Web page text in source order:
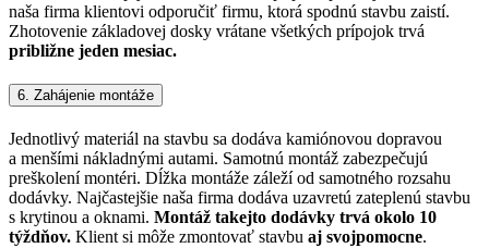
naša firma klientovi odporučiť firmu, ktorá spodnú stavbu zaistí.
Zhotovenie základovej dosky vrátane všetkých prípojok trvá
približne jeden mesiac.
6. Zahájenie montáže
Jednotlivý materiál na stavbu sa dodáva kamiónovou dopravou
a menšími nákladnými autami. Samotnú montáž zabezpečujú
preškolení montéri. Dĺžka montáže záleží od samotného rozsahu
dodávky. Najčastejšie naša firma dodáva uzavretú zateplenú stavbu
s krytinou a oknami. Montáž takejto dodávky trvá okolo 10
týždňov. Klient si môže zmontovať stavbu aj svojpomocne.